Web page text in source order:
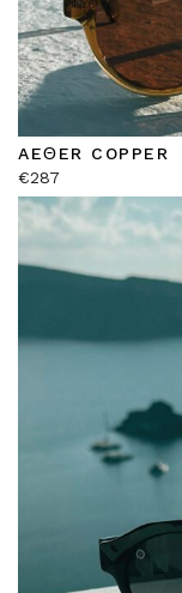
AEΘER COPPER
€287